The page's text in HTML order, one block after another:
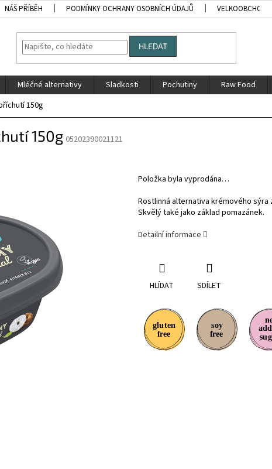
NÁŠ PŘÍBĚH PODMÍNKY OCHRANY OSOBNÍCH ÚDAJŮ VELKOOBCHOD
HLEDAT
Mléčné alternativy Sladkosti Pochutiny Raw Food
150g
150g 05202390021121
Položka byla vyprodána…
Rostlinná alternativa krémového
Skvělý také jako základ pomazánek.
Detailní informace
HLÍDAT SDÍLET